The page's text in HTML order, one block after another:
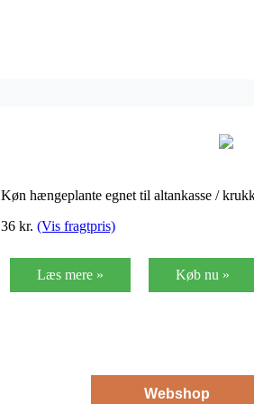
Køn hængeplante egnet til altankasse /
36 kr. (Vis fragtpris)
Læs mere » Køb nu »
Webshop